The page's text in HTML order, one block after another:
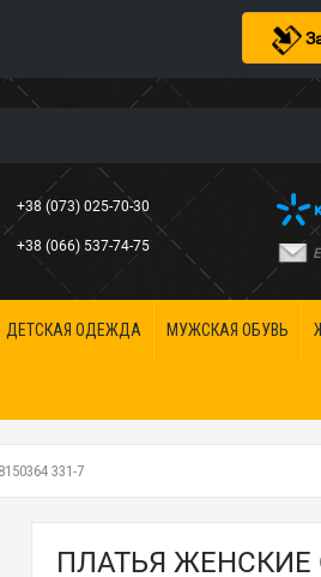
+38 (073) 025-70-30
+38 (066) 537-74-75
ДЕТСКАЯ ОДЕЖДА МУЖСКАЯ ОБУВЬ
331-7
ПЛАТЬЯ ЖЕНСКИЕ